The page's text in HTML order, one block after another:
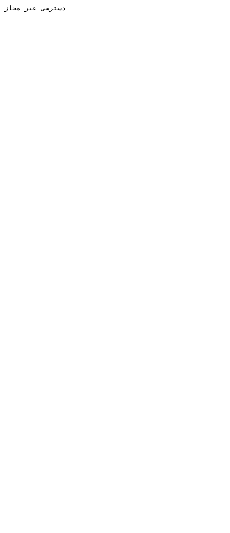
دسترسی غیر مجاز